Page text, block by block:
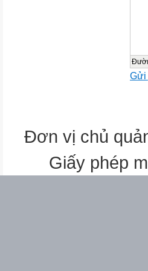
Gửi
Đơn vị chủ
Giấy phép